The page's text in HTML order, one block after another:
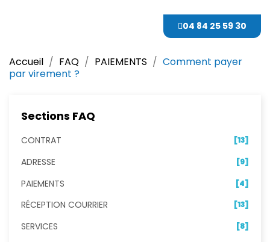
04 84 25 59 30
Accueil FAQ PAIEMENTS
Comment payer
par virement ?
Sections FAQ
CONTRAT [13]
ADRESSE [9]
PAIEMENTS [4]
RÉCEPTION COURRIER [13]
SERVICES [8]